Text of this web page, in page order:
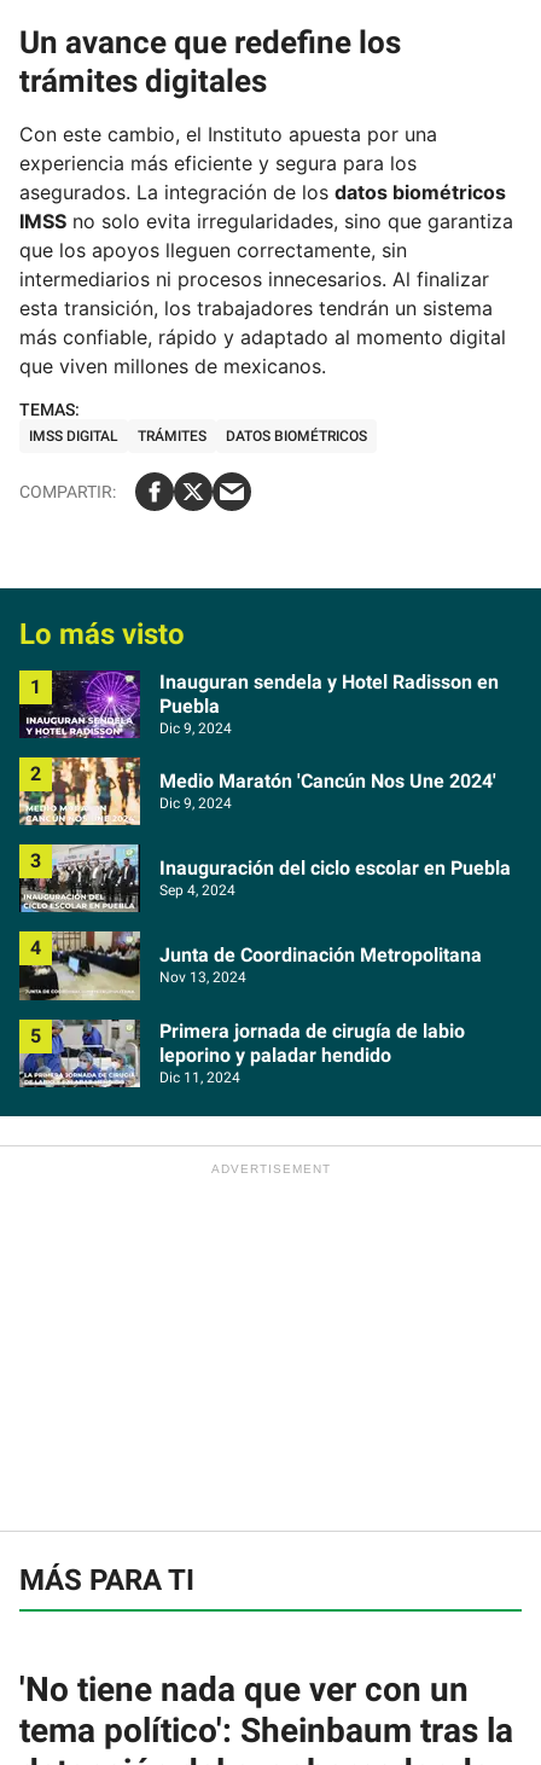
Un avance que redefine los
trámites digitales
Con este cambio, el Instituto apuesta por una
experiencia más eficiente y segura para los
asegurados. La integración de los datos biométricos
IMSS no solo evita irregularidades, sino que garantiza
que los apoyos lleguen correctamente, sin
intermediarios ni procesos innecesarios. Al finalizar
esta transición, los trabajadores tendrán un sistema
más confiable, rápido y adaptado al momento digital
que viven millones de mexicanos.
IMSS DIGITAL TRÁMITES DATOS BIOMÉTRICOS
Lo más visto
Inauguran sendela y Hotel Radisson en
Puebla
Dic 9, 2024
Medio Maratón 'Cancún Nos Une 2024'
Dic 9, 2024
Inauguración del ciclo escolar en Puebla
Sep 4, 2024
Junta de Coordinación Metropolitana
Nov 13, 2024
Primera jornada de cirugía de labio
leporino y paladar hendido
Dic 11, 2024
MÁS PARA TI
'No tiene nada que ver con un
tema político': Sheinbaum tras la